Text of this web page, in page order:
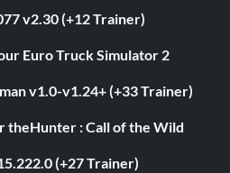
v2.30 (+12 Trainer)
Euro Truck Simulator 2
v1.0-v1.24+ (+33 Trainer)
theHunter : Call of the Wild
(+27 Trainer)